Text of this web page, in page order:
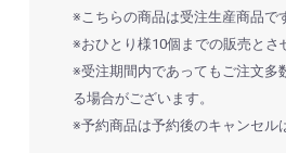
※こちらの商品は受注生産商品で
※おひとり様10個までの販売とさ
※受注期間内であってもご注文多
る場合がございます。
※予約商品は予約後のキャンセル